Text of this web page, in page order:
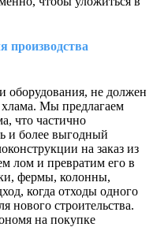
производства
оборудования, не должен
хлама. Мы предлагаем
что частично
и более выгодный
на заказ из
лом и превратим его в
фермы, колонны,
когда отходы одного
нового строительства.
на покупке